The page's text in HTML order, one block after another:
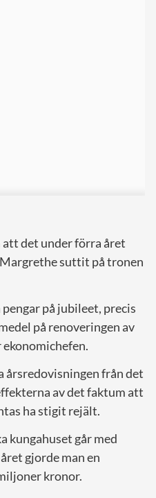
det under förra året
suttit på tronen
på jubileet, precis
på renoveringen av
ekonomichefen.
årsredovisningen från det
av det faktum att
ha stigit rejält.
kungahuset går med
gjorde man en
kronor.